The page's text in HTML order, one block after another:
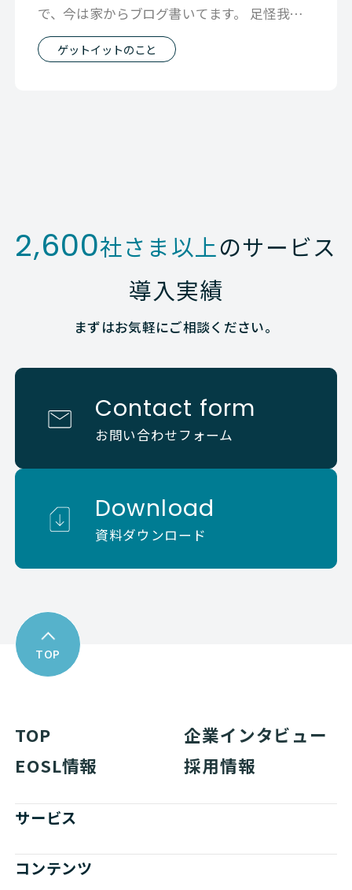
で、今は家からブログ書いてます。 足怪我し
て一番初めに思ったこと 「こんどは
ゲットイットのこと
2,600社さま以上のサービス
導入実績
まずはお気軽にご相談ください。
Contact form
お問い合わせフォーム
Download
資料ダウンロード
TOP
TOP
企業インタビュー
EOSL情報
採用情報
サービス
コンテンツ